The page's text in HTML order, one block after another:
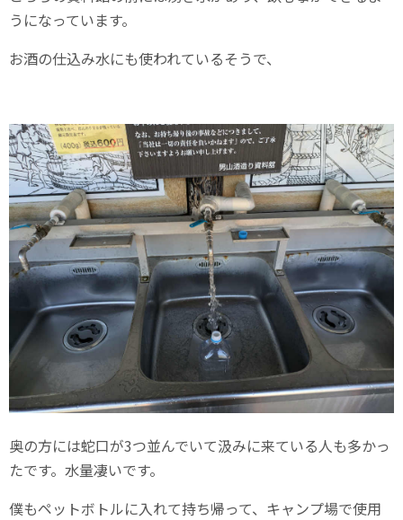
うになっています。
お酒の仕込み水にも使われているそうで、
奥の方には蛇口が3つ並んでいて汲みに来ている人も多かっ
たです。水量凄いです。
僕もペットボトルに入れて持ち帰って、キャンプ場で使用